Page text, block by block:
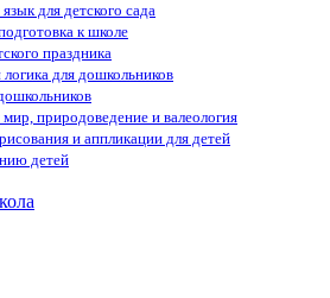
для детского сада
к школе
праздника
для дошкольников
природоведение и валеология
и аппликации для детей
детей